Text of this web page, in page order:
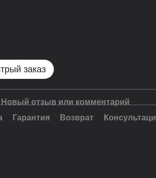
заказ
Новый отзыв или комментарий
Гарантия Возврат